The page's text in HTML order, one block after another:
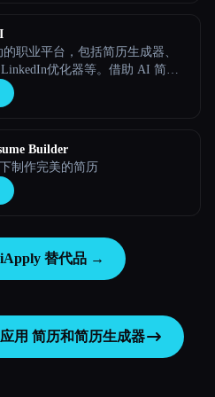
职业平台，包括简历生成器、
优化器等。借助 AI 简历
行面试。
Builder
制作完美的简历
替代品 →
用 简历和简历生成器